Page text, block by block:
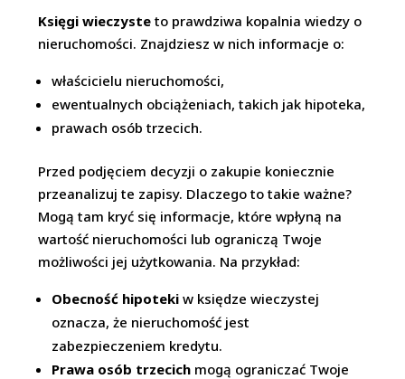
Księgi wieczyste to prawdziwa kopalnia wiedzy o
nieruchomości. Znajdziesz w nich informacje o:
właścicielu nieruchomości,
ewentualnych obciążeniach, takich jak hipoteka,
prawach osób trzecich.
Przed podjęciem decyzji o zakupie koniecznie
przeanalizuj te zapisy. Dlaczego to takie ważne?
Mogą tam kryć się informacje, które wpłyną na
wartość nieruchomości lub ograniczą Twoje
możliwości jej użytkowania. Na przykład:
Obecność hipoteki w księdze wieczystej
oznacza, że nieruchomość jest
zabezpieczeniem kredytu.
Prawa osób trzecich mogą ograniczać Twoje